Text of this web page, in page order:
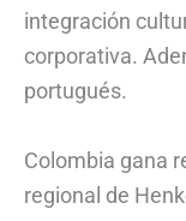
integración
corporativa.
portugués.
Colombia gana
regional de